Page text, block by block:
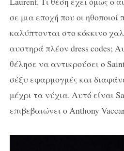
σε μια εποχή που οι ηθοποιοί
καλύπτονται στο κόκκινο
αυστηρά πλέον dress codes;
θέλησε να αντικρούσει ο
σέξυ εφαρμογμές και
μέχρι τα νύχια. Αυτό είναι
επιβεβαιώνει ο Anthony